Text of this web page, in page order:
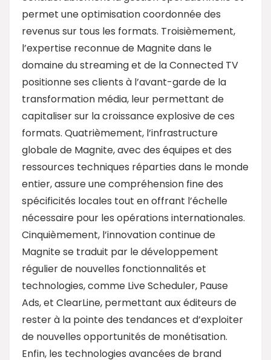
permet une optimisation coordonnée des
revenus sur tous les formats. Troisièmement,
l’expertise reconnue de Magnite dans le
domaine du streaming et de la Connected TV
positionne ses clients à l’avant-garde de la
transformation média, leur permettant de
capitaliser sur la croissance explosive de ces
formats. Quatrièmement, l’infrastructure
globale de Magnite, avec des équipes et des
ressources techniques réparties dans le monde
entier, assure une compréhension fine des
spécificités locales tout en offrant l’échelle
nécessaire pour les opérations internationales.
Cinquièmement, l’innovation continue de
Magnite se traduit par le développement
régulier de nouvelles fonctionnalités et
technologies, comme Live Scheduler, Pause
Ads, et ClearLine, permettant aux éditeurs de
rester à la pointe des tendances et d’exploiter
de nouvelles opportunités de monétisation.
Enfin, les technologies avancées de brand